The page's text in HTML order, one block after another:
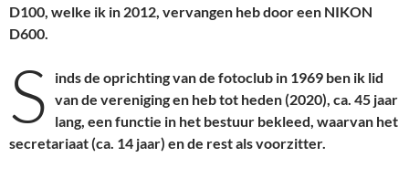
D100, welke ik in 2012, vervangen heb door een NIKON
D600.
S
inds de oprichting van de fotoclub in 1969 ben ik lid
van de vereniging en heb tot heden (2020), ca. 45 jaar
lang, een functie in het bestuur bekleed, waarvan het
secretariaat (ca. 14 jaar) en de rest als voorzitter.